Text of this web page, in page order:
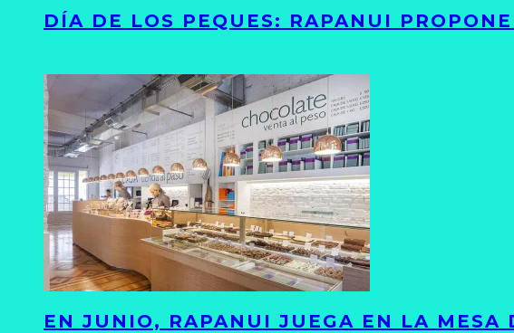
DÍA DE LOS PEQUES: RAPANUI
EN JUNIO, RAPANUI JUEGA EN LA MESA